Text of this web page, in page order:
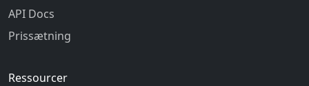
API Docs
Prissætning
Ressourcer